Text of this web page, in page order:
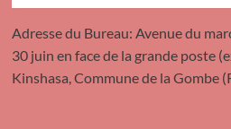
Adresse du Bureau: Avenue du
30 juin en face de la grande poste
Kinshasa, Commune de la Gombe